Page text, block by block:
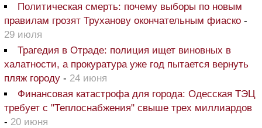
Политическая смерть: почему выборы по новым
правилам грозят Труханову окончательным фиаско -
29 июля
Трагедия в Отраде: полиция ищет виновных в
халатности, а прокуратура уже год пытается вернуть
пляж городу - 24 июня
Финансовая катастрофа для города: Одесская ТЭЦ
требует с "Теплоснабжения" свыше трех миллиардов
- 20 июня